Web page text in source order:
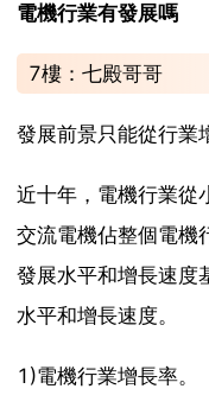
電機行業有發展嗎
7樓：七殿哥哥
發展前景只能從行業
近十年，電機行業從
交流電機佔整個電機
發展水平和增長速度
水平和增長速度。
1)電機行業增長率。